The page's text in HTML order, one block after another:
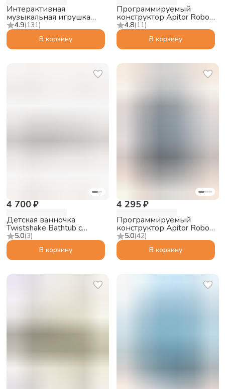
4.9(131)
Интерактивная
музыкальная игрушка
Abumba Малыш Лисёнок
F1, оранжевый
В корзину
4.8(11)
Программируемый
конструктор Apitor Robot
S 10в1
В корзину
5.0(3)
4 700 ₽
Детская ванночка
Twistshake Bathtub с
подушкой, пастельный
серый
В корзину
5.0(42)
4 295 ₽
Программируемый
конструктор Apitor Robot
J 6в1
В корзину